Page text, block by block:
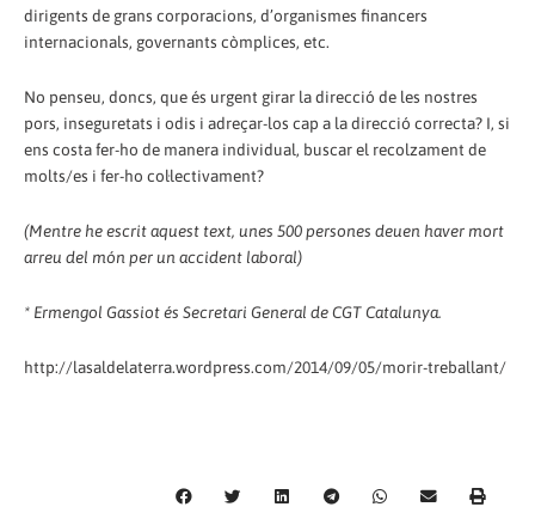
dirigents de grans corporacions, d’organismes financers
internacionals, governants còmplices, etc.
No penseu, doncs, que és urgent girar la direcció de les nostres
pors, inseguretats i odis i adreçar-los cap a la direcció correcta? I, si
ens costa fer-ho de manera individual, buscar el recolzament de
molts/es i fer-ho col·lectivament?
(Mentre he escrit aquest text, unes 500 persones deuen haver mort
arreu del món per un accident laboral)
* Ermengol Gassiot és Secretari General de CGT Catalunya.
http://lasaldelaterra.wordpress.com/2014/09/05/morir-treballant/